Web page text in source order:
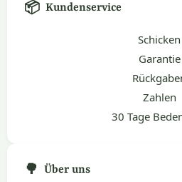
📦 Kundenservice
Schicken
Garantie
Zahlen
30 Tage
🌳 Über uns